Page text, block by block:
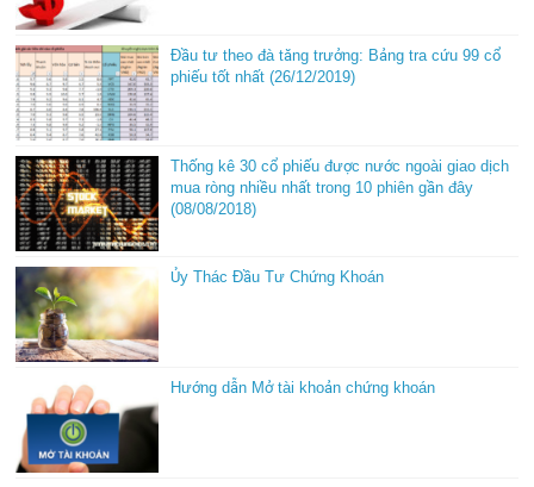
Đầu tư theo đà tăng trưởng: Bảng tra cứu 99 cổ
phiếu tốt nhất (26/12/2019)
Thống kê 30 cổ phiếu được nước ngoài giao dịch
mua ròng nhiều nhất trong 10 phiên gần đây
(08/08/2018)
Ủy Thác Đầu Tư Chứng Khoán
Hướng dẫn Mở tài khoản chứng khoán